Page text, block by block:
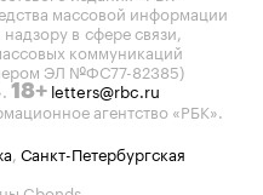
массовой информации
в сфере связи,
коммуникаций
ЭЛ №ФС77-82385)
18+ letters@rbc.ru
агентство «РБК».
Санкт-Петербургская